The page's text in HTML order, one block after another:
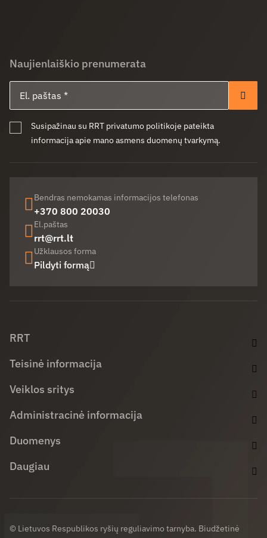
Naujienlaiškio prenumerata
Susipažinau su RRT privatumo politikoje pateikta
informacija apie mano asmens duomenų tvarkymą.
Bendras nemokamas informacijos telefonas
+370 800 20030
El.paštas
rrt@rrt.lt
Užklausos forma
Pildyti formą
RRT
Teisinė informacija
Veiklos sritys
Administracinė informacija
Duomenys
Daugiau
© Lietuvos Respublikos ryšių reguliavimo tarnyba. Biudžetinė